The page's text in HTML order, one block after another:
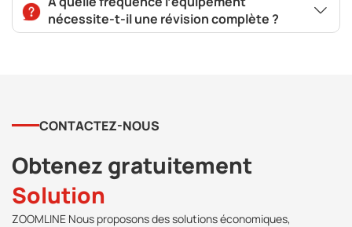
nécessite-t-il une révision complète ?
CONTACTEZ-NOUS
Obtenez gratuitement
Solution
ZOOMLINE Nous proposons des solutions économiques,